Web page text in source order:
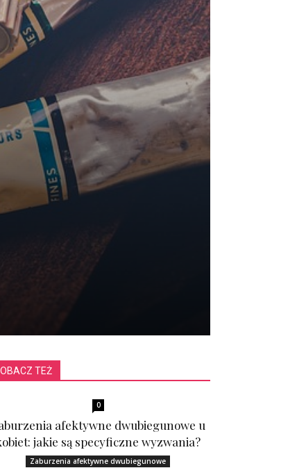
TEŻ
0
afektywne dwubiegunowe u
jakie są specyficzne wyzwania?
Zaburzenia afektywne dwubiegunowe